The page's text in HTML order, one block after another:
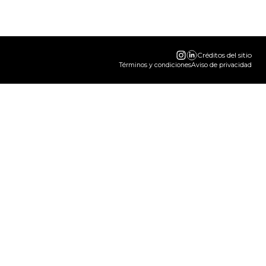
Créditos del sitio
Términos y condicionesAviso de privacidad